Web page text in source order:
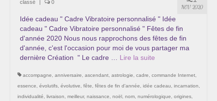
Nadine-Sarah Penna
Qui suis je ?
Mon cursus d’évolution vers une femme plus
Témoignages
NOV 2020
classé
| 0
Idée cadeau " Cadre Vibratoire personnalisé " Idée
cadeau " Cadre Vibratoire personnalisé " Fêtes de fin
d'année 2020 Nous nous rapprochons des fêtes de fin
d'année, c'est l'occasion pour moi de vous partager ma
dernière Création " Le cadre … Lire la suite­­
accompagne anniversaire ascendant astrologie cadre commande Internet
essence
évolutifs évolutive fête fêtes de fin d'année idée cadeau incarnation
individualité
livraison meilleur, naissance noël nom numérologique origines